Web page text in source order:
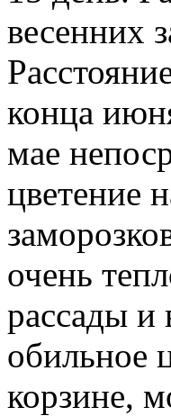
весенних
конца
мае
цветение
очень
рассады и
обильное
корзине,